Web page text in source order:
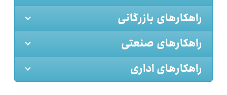
راهکارهای بازرگانی
راهکارهای صنعتی
راهکارهای اداری